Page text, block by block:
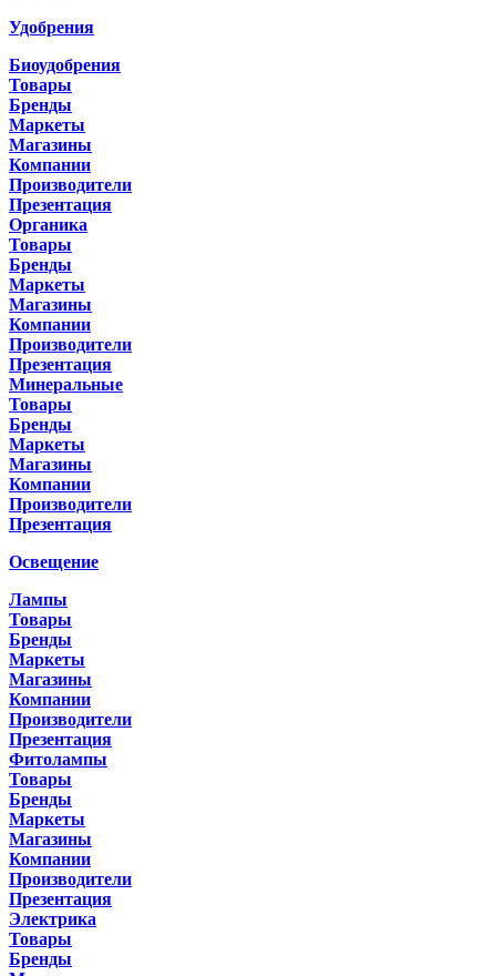
Удобрения
Биоудобрения
Товары
Бренды
Маркеты
Магазины
Компании
Производители
Презентация
Органика
Товары
Бренды
Маркеты
Магазины
Компании
Производители
Презентация
Минеральные
Товары
Бренды
Маркеты
Магазины
Компании
Производители
Презентация
Освещение
Лампы
Товары
Бренды
Маркеты
Магазины
Компании
Производители
Презентация
Фитолампы
Товары
Бренды
Маркеты
Магазины
Компании
Производители
Презентация
Электрика
Товары
Бренды